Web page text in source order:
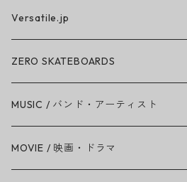
Versatile.jp
ZERO SKATEBOARDS
MUSIC / バンド・アーティスト
Amy Winehouse
MOVIE / 映画・ドラマ